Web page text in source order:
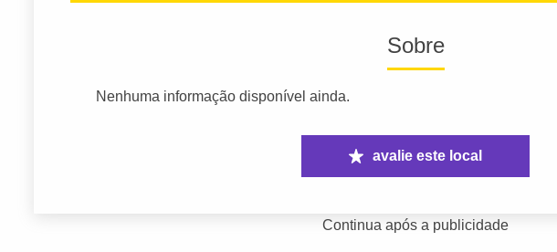
Sobre
Nenhuma informação disponível ainda.
avalie este local
Continua após a publicidade